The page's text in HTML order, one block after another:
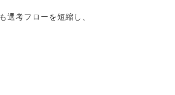
選考フローを短縮し 、